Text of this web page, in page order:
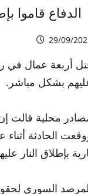
الدفاع قاموا
29/09/
أربعة عمال في
بشكل مباشر.
محلية قالت
الحادثة
بإطلاق النار
السوري